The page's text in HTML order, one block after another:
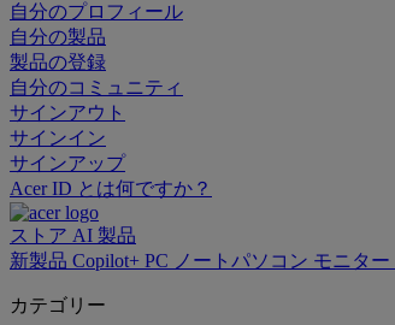
自分のプロフィール
自分の製品
製品の登録
自分のコミュニティ
サインアウト
サインイン
サインアップ
Acer ID とは何ですか？
ストア AI 製品
新製品 Copilot+ PC ノートパソコン モニター
カテゴリー